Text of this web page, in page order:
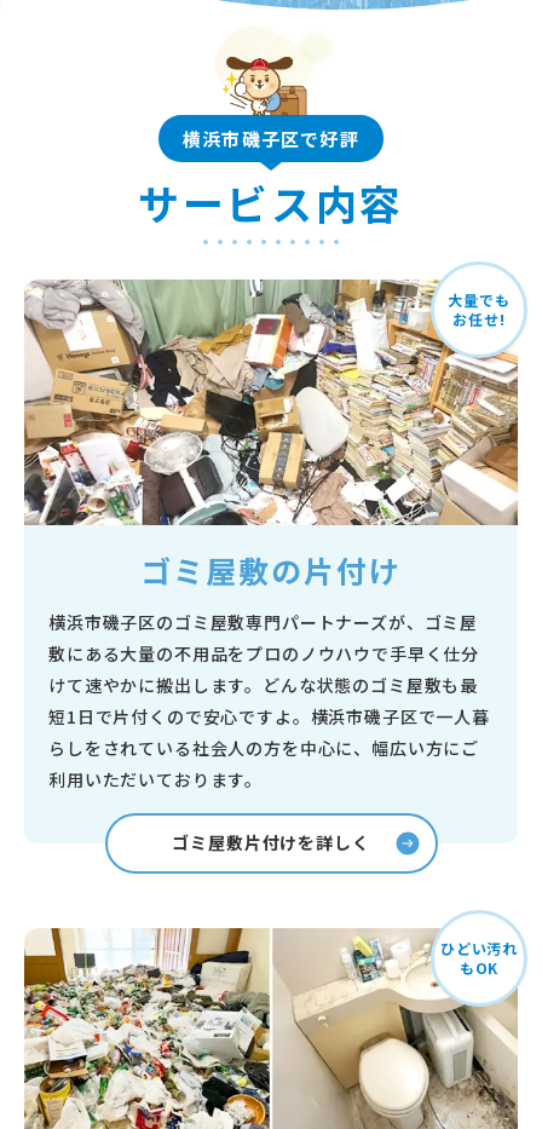
横浜市磯子区で好評
サービス内容
大量でも
お任せ!
ゴミ屋敷の片付け
横浜市磯子区のゴミ屋敷専門パートナーズが、ゴミ屋
敷にある大量の不用品をプロのノウハウで手早く仕分
けて速やかに搬出します。どんな状態のゴミ屋敷も最
短1日で片付くので安心ですよ。横浜市磯子区で一人暮
らしをされている社会人の方を中心に、幅広い方にご
利用いただいております。
ゴミ屋敷片付けを詳しく
ひどい汚れ
もOK